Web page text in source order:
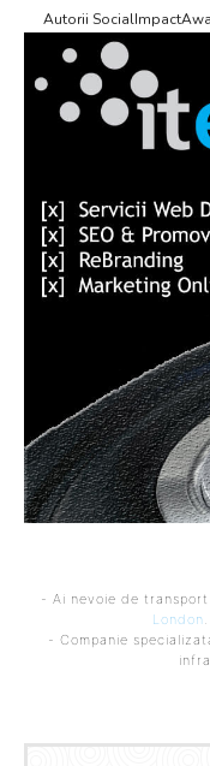
Autorii
- Ai nevoie de
London
- Companie